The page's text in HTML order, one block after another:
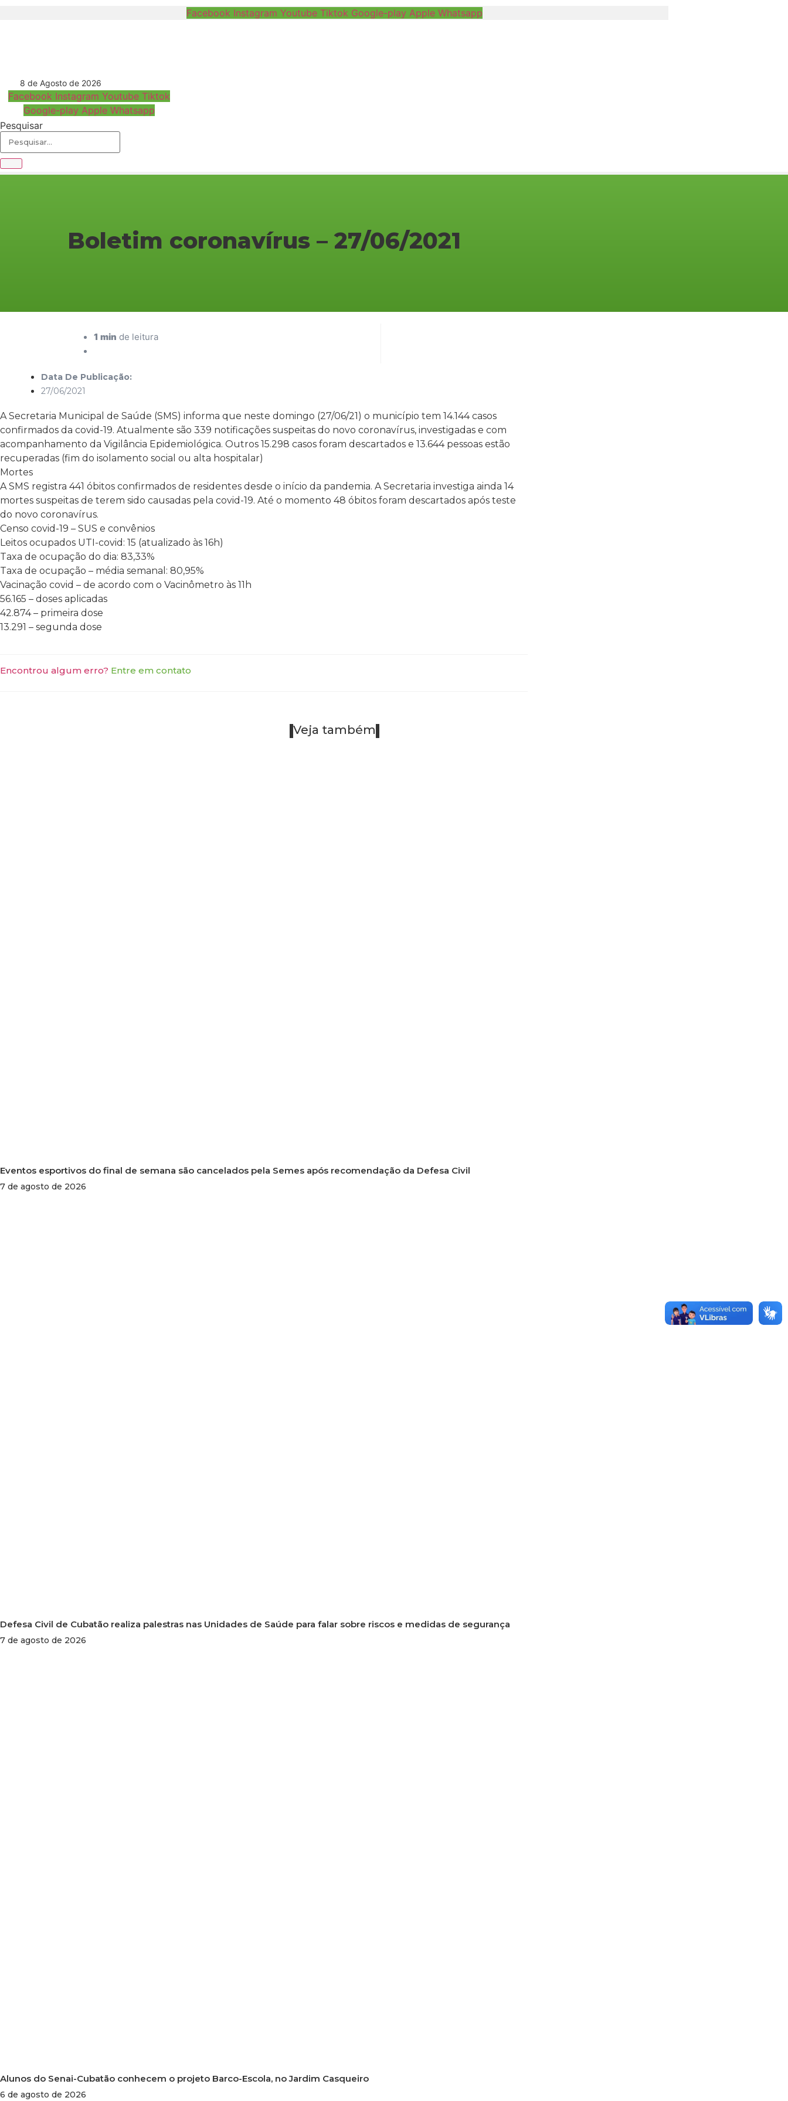
Facebook Instagram Youtube Tiktok Google-play Apple Whatsapp
8 de Agosto de 2026
Facebook Instagram Youtube Tiktok
Google-play Apple Whatsapp
Pesquisar
Boletim coronavírus – 27/06/2021
1 min de leitura
Data De Publicação:
27/06/2021
A Secretaria Municipal de­ Saúde (SMS) informa que neste domingo (27/06/21) o município tem 14.144 casos
confirmados da covid-19. Atualmente são 339 notificações suspeitas do novo coronavírus, investigadas e com
acompanhamento da Vigilância Epidemiológica. Outros 15.298 casos foram descartados e 13.644 pessoas estão
recuperadas (fim do isolamento social ou alta hospitalar)
Mortes
A SMS registra 441 óbitos confirmados de residentes desde o início da pandemia. A Secretaria investiga ainda 14
mortes suspeitas de terem sido causadas pela covid-19. Até o momento 48 óbitos foram descartados após teste
do novo coronavírus.
Censo covid-19 – SUS e convênios
Leitos ocupados UTI-covid: 15 (atualizado às 16h)
Taxa de ocupação do dia: 83,33%
Taxa de ocupação – média semanal: 80,95%
Vacinação covid – de acordo com o Vacinômetro às 11h
56.165 – doses aplicadas
42.874 – primeira dose
13.291 – segunda dose
Encontrou algum erro? Entre em contato
Veja também
Eventos esportivos do final de semana são cancelados pela Semes após recomendação da Defesa Civil
7 de agosto de 2026
Defesa Civil de Cubatão realiza palestras nas Unidades de Saúde para falar sobre riscos e medidas de segurança
7 de agosto de 2026
Alunos do Senai-Cubatão conhecem o projeto Barco-Escola, no Jardim Casqueiro
6 de agosto de 2026